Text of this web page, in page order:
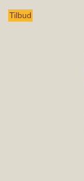
Tilbud